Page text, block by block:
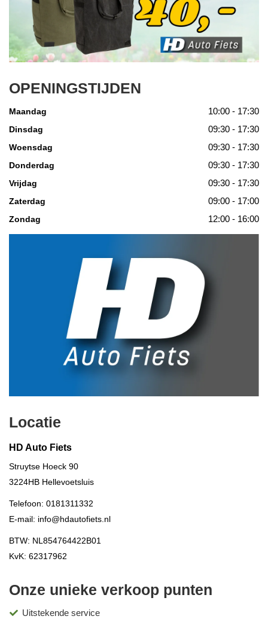
OPENINGSTIJDEN
Maandag 10:00 - 17:30
Dinsdag 09:30 - 17:30
Woensdag 09:30 - 17:30
Donderdag 09:30 - 17:30
Vrijdag 09:30 - 17:30
Zaterdag 09:00 - 17:00
Zondag 12:00 - 16:00
Locatie
HD Auto Fiets
Struytse Hoeck 90
3224HB Hellevoetsluis
Telefoon: 0181311332
E-mail: info@hdautofiets.nl
BTW: NL854764422B01
KvK: 62317962
Onze unieke verkoop punten
Uitstekende service